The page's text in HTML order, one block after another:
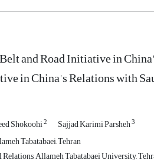
and Road Initiative in
in China's Relations with
Shokoohi2 Sajjad Karimi Parsheh3
Tabatabaei, Tehran
Allameh Tabatabaei University,